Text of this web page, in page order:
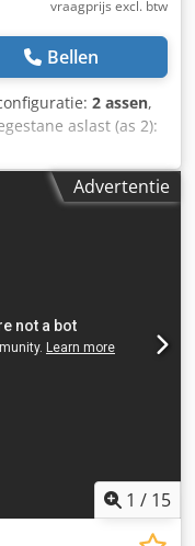
vraagprijs excl. btw
Bellen
2 assen,
aslast (as 2):
435/50 R19,5,
opties en
Gewichten Ledig
kg Maximaal
Apszrmyxomea
Advertentie
1 / 15